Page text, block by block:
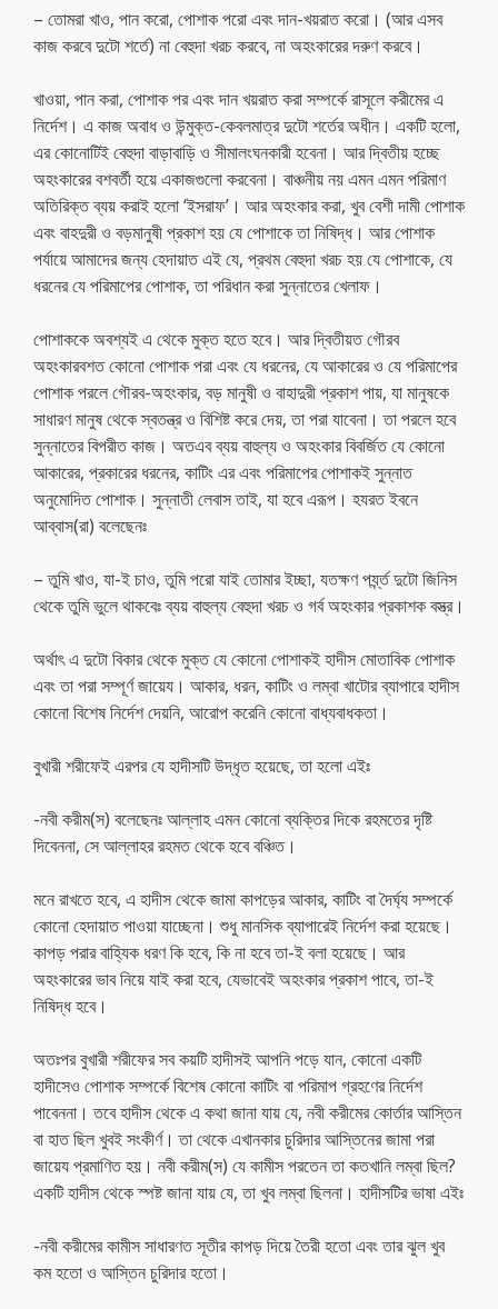
– তোমরা খাও, পান করো, পোশাক পরো এবং দান-খয়রাত করো। (আর এসব
কাজ করবে দুটো শর্তে) না বেহুদা খরচ করবে, না অহংকারের দরুণ করবে।
খাওয়া, পান করা, পোশাক পর এবং দান খয়রাত করা সম্পর্কে রাসূলে করীমের এ
নির্দেশ। এ কাজ অবাধ ও উন্মুক্ত-কেবলমাত্র দুটো শর্তের অধীন। একটি হলো,
এর কোনোটিই বেহুদা বাড়াবাড়ি ও সীমালংঘনকারী হবেনা। আর দ্বিতীয় হচ্ছে
অহংকারের বশবর্তী হয়ে একাজগুলো করবেনা। বাঞ্চনীয় নয় এমন এমন পরিমাণ
অতিরিক্ত ব্যয় করাই হলো ‘ইসরাফ’। আর অহংকার করা, খুব বেশী দামী পোশাক
এবং বাহদুরী ও বড়মানুষী প্রকাশ হয় যে পোশাকে তা নিষিদ্ধ। আর পোশাক
পর্যায়ে আমাদের জন্য হেদায়াত এই যে, প্রথম বেহুদা খরচ হয় যে পোশাকে, যে
ধরনের যে পরিমাপের পোশাক, তা পরিধান করা সুন্নাতের খেলাফ।
পোশাককে অবশ্যই এ থেকে মুক্ত হতে হবে। আর দ্বিতীয়ত গৌরব
অহংকারবশত কোনো পোশাক পরা এবং যে ধরনের, যে আকারের ও যে পরিমাপের
পোশাক পরলে গৌরব-অহংকার, বড় মানুষী ও বাহাদুরী প্রকাশ পায়, যা মানুষকে
সাধারণ মানুষ থেকে স্বতন্ত্র ও বিশিষ্ট করে দেয়, তা পরা যাবেনা। তা পরলে হবে
সুন্নাতের বিপরীত কাজ। অতএব ব্যয় বাহুল্য ও অহংকার বিবর্জিত যে কোনো
আকারের, প্রকারের ধরনের, কাটিং এর এবং পরিমাপের পোশাকই সুন্নাত
অনুমোদিত পোশাক। সুন্নাতী লেবাস তাই, যা হবে এরূপ। হযরত ইবনে
আব্বাস(রা) বলেছেনঃ
– তুমি খাও, যা-ই চাও, তুমি পরো যাই তোমার ইচ্ছা, যতক্ষণ পর্য্ন্ত দুটো জিনিস
থেকে তুমি ভুলে থাকবেঃ ব্যয় বাহুল্য বেহুদা খরচ ও গর্ব অহংকার প্রকাশক বস্ত্র।
অর্থাৎ এ দুটো বিকার থেকে মুক্ত যে কোনো পোশাকই হাদীস মোতাবিক পোশাক
এবং তা পরা সম্পূর্ণ জায়েয। আকার, ধরন, কাটিং ও লম্বা খাটোর ব্যাপারে হাদীস
কোনো বিশেষ নির্দেশ দেয়নি, আরোপ করেনি কোনো বাধ্যবাধকতা।
বুখারী শরীফেই এরপর যে হাদীসটি উদ্ধৃত হয়েছে, তা হলো এইঃ
-নবী করীম(স) বলেছেনঃ আল্লাহ এমন কোনো ব্যক্তির দিকে রহমতের দৃষ্টি
দিবেননা, সে আল্লাহর রহমত থেকে হবে বঞ্চিত।
মনে রাখতে হবে, এ হাদীস থেকে জামা কাপড়ের আকার, কাটিং বা দৈর্ঘ্য সম্পর্কে
কোনো হেদায়াত পাওয়া যাচ্ছেনা। শুধু মানসিক ব্যাপারেই নির্দেশ করা হয়েছে।
কাপড় পরার বাহ্যিক ধরণ কি হবে, কি না হবে তা-ই বলা হয়েছে। আর
অহংকারের ভাব নিয়ে যাই করা হবে, যেভাবেই অহংকার প্রকাশ পাবে, তা-ই
নিষিদ্ধ হবে।
অতঃপর বুখারী শরীফের সব কয়টি হাদীসই আপনি পড়ে যান, কোনো একটি
হাদীসেও পোশাক সম্পর্কে বিশেষ কোনো কাটিং বা পরিমাপ গ্রহণের নির্দেশ
পাবেননা। তবে হাদীস থেকে এ কথা জানা যায় যে, নবী করীমের কোর্তার আস্তিন
বা হাত ছিল খুবই সংকীর্ণ। তা থেকে এখানকার চুরিদার আস্তিনের জামা পরা
জায়েয প্রমাণিত হয়। নবী করীম(স) যে কামীস পরতেন তা কতখানি লম্বা ছিল?
একটি হাদীস থেকে স্পষ্ট জানা যায় যে, তা খুব লম্বা ছিলনা। হাদীসটির ভাষা এইঃ
-নবী করীমের কামীস সাধারণত সূতীর কাপড় দিয়ে তৈরী হতো এবং তার ঝুল খুব
কম হতো ও আস্তিন চুরিদার হতো।